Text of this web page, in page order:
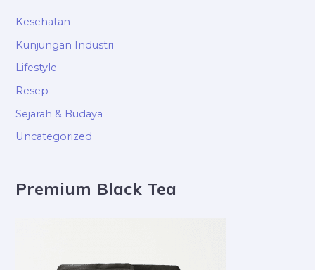
r
:
Kesehatan
Kunjungan Industri
Lifestyle
Resep
Sejarah & Budaya
Uncategorized
Premium Black Tea